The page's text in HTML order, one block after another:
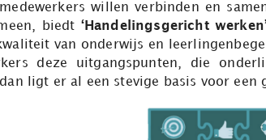
willen verbinden en
biedt ‘Handelingsgericht werken’
van onderwijs en
deze uitgangspunten, die
ligt er al een stevige basis voor